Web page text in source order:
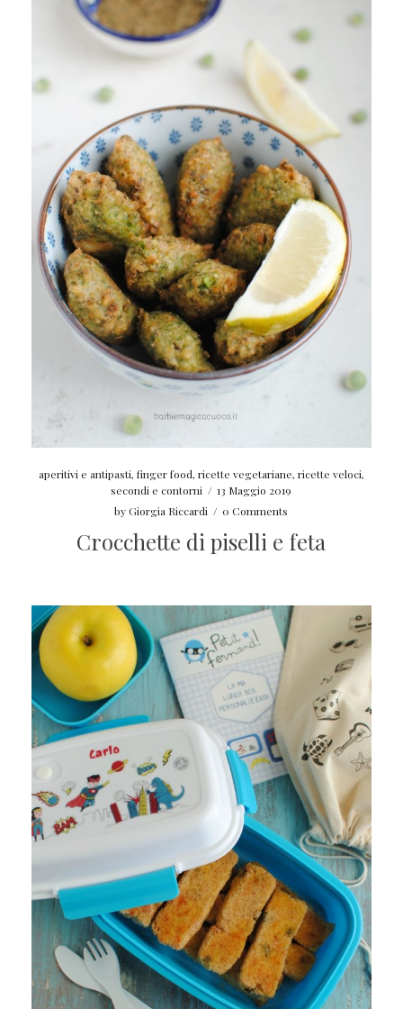
aperitivi e antipasti, finger food, ricette vegetariane, ricette veloci,
secondi e contorni / 13 Maggio 2019
byGiorgia Riccardi / 0 Comments
Crocchette di piselli e feta